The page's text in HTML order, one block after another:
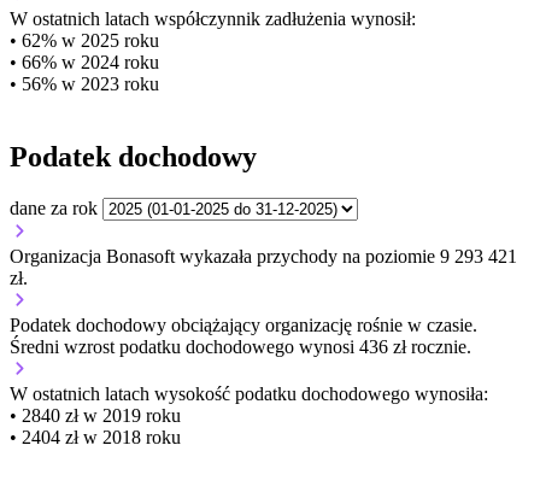
W ostatnich latach współczynnik zadłużenia wynosił:
• 62% w 2025 roku
• 66% w 2024 roku
• 56% w 2023 roku
Podatek dochodowy
dane za rok
Organizacja Bonasoft wykazała przychody na poziomie 9 293 421
zł.
Podatek dochodowy obciążający organizację rośnie w czasie.
Średni wzrost podatku dochodowego wynosi 436 zł rocznie.
W ostatnich latach wysokość podatku dochodowego wynosiła:
• 2840 zł w 2019 roku
• 2404 zł w 2018 roku